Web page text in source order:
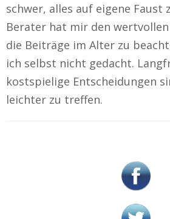
schwer, alles auf eigene Faust
Berater hat mir den
die Beiträge im Alter zu
ich selbst nicht gedacht.
kostspielige Entscheidungen
leichter zu treffen.